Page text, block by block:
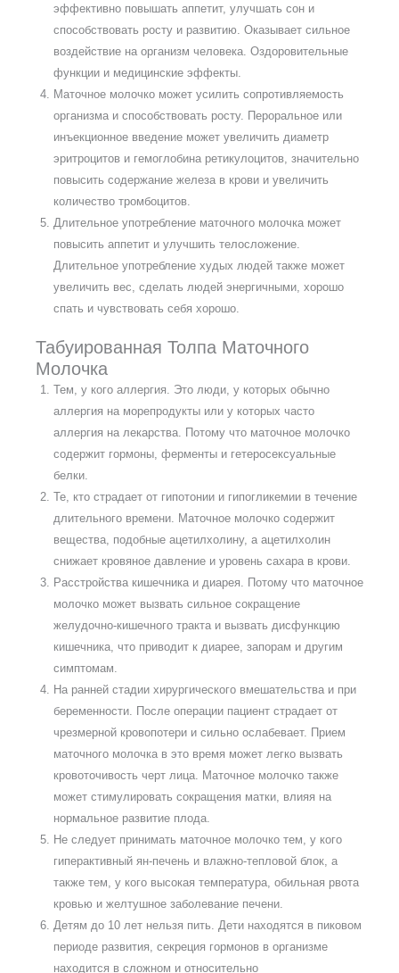
эффективно повышать аппетит, улучшать сон и
способствовать росту и развитию. Оказывает сильное
воздействие на организм человека. Оздоровительные
функции и медицинские эффекты.
Маточное молочко может усилить сопротивляемость
организма и способствовать росту. Пероральное или
инъекционное введение может увеличить диаметр
эритроцитов и гемоглобина ретикулоцитов, значительно
повысить содержание железа в крови и увеличить
количество тромбоцитов.
Длительное употребление маточного молочка может
повысить аппетит и улучшить телосложение.
Длительное употребление худых людей также может
увеличить вес, сделать людей энергичными, хорошо
спать и чувствовать себя хорошо.
Табуированная Толпа Маточного
Молочка
Тем, у кого аллергия. Это люди, у которых обычно
аллергия на морепродукты или у которых часто
аллергия на лекарства. Потому что маточное молочко
содержит гормоны, ферменты и гетеросексуальные
белки.
Те, кто страдает от гипотонии и гипогликемии в течение
длительного времени. Маточное молочко содержит
вещества, подобные ацетилхолину, а ацетилхолин
снижает кровяное давление и уровень сахара в крови.
Расстройства кишечника и диарея. Потому что маточное
молочко может вызвать сильное сокращение
желудочно-кишечного тракта и вызвать дисфункцию
кишечника, что приводит к диарее, запорам и другим
симптомам.
На ранней стадии хирургического вмешательства и при
беременности. После операции пациент страдает от
чрезмерной кровопотери и сильно ослабевает. Прием
маточного молочка в это время может легко вызвать
кровоточивость черт лица. Маточное молочко также
может стимулировать сокращения матки, влияя на
нормальное развитие плода.
Не следует принимать маточное молочко тем, у кого
гиперактивный ян-печень и влажно-тепловой блок, а
также тем, у кого высокая температура, обильная рвота
кровью и желтушное заболевание печени.
Детям до 10 лет нельзя пить. Дети находятся в пиковом
периоде развития, секреция гормонов в организме
находится в сложном и относительно